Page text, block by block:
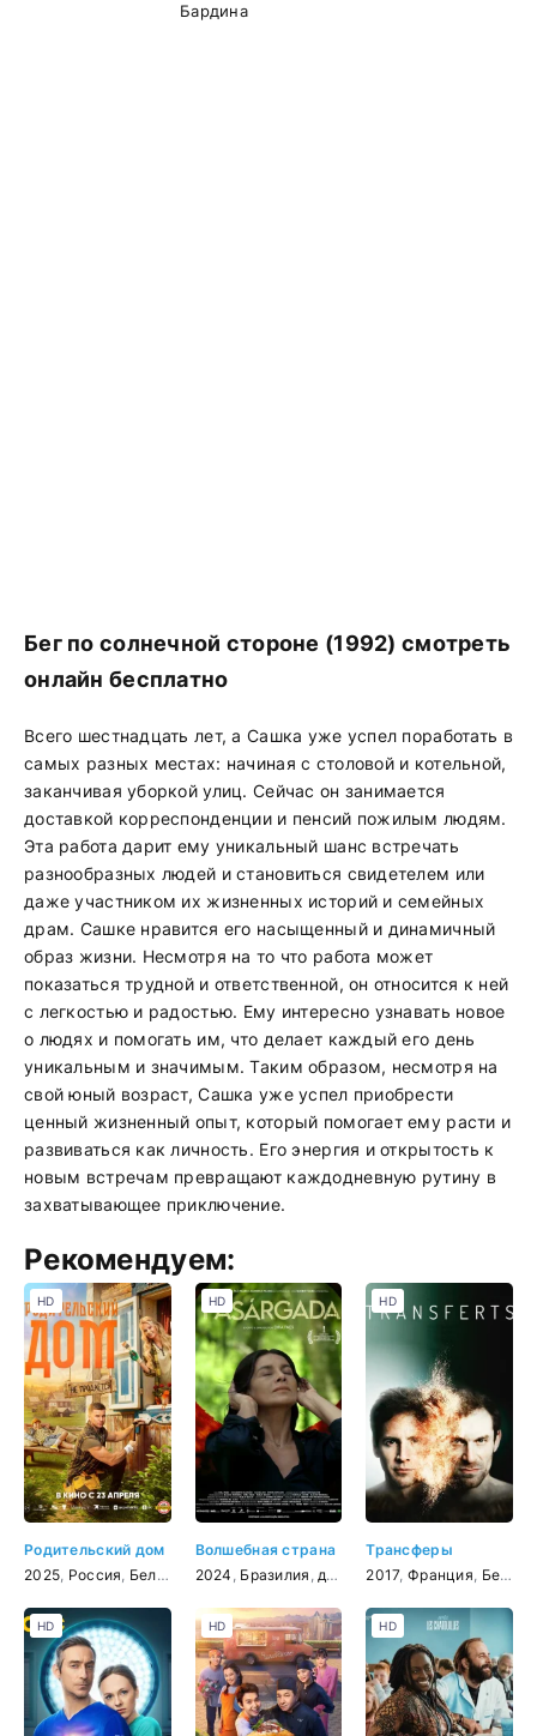
Бардина
Бег по солнечной стороне (1992) смотреть
онлайн бесплатно
Всего шестнадцать лет, а Сашка уже успел поработать в
самых разных местах: начиная с столовой и котельной,
заканчивая уборкой улиц. Сейчас он занимается
доставкой корреспонденции и пенсий пожилым людям.
Эта работа дарит ему уникальный шанс встречать
разнообразных людей и становиться свидетелем или
даже участником их жизненных историй и семейных
драм. Сашке нравится его насыщенный и динамичный
образ жизни. Несмотря на то что работа может
показаться трудной и ответственной, он относится к ней
с легкостью и радостью. Ему интересно узнавать новое
о людях и помогать им, что делает каждый его день
уникальным и значимым. Таким образом, несмотря на
свой юный возраст, Сашка уже успел приобрести
ценный жизненный опыт, который помогает ему расти и
развиваться как личность. Его энергия и открытость к
новым встречам превращают каждодневную рутину в
захватывающее приключение.
Рекомендуем:
Родительский дом
2025 Россия Беларусь ,комедия,семейный
HD
Волшебная страна
2024 Бразилия драма
HD
Трансферы
2017, Франция Бельгия
HD
HD HD HD